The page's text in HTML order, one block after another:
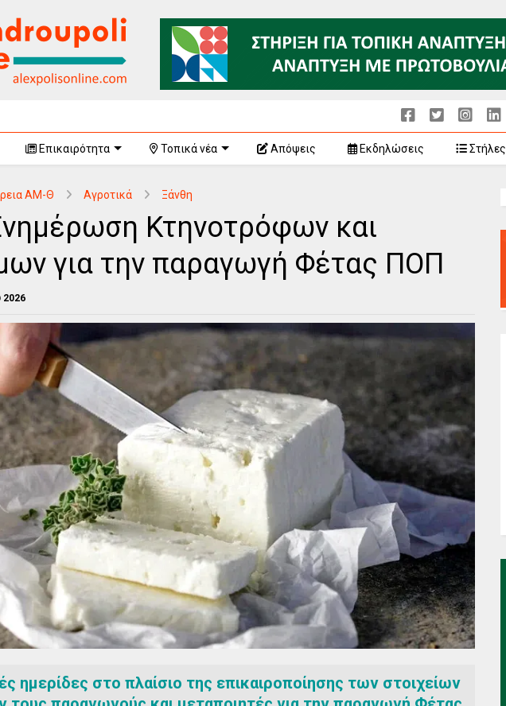
Επικαιρότητα Τοπικά νέα Απόψεις Εκδηλώσεις Στήλες
ΑΜ-Θ Αγροτικά Ξάνθη
Κτηνοτρόφων και
για την παραγωγή Φέτας ΠΟΠ
2026
ημερίδες στο πλαίσιο της επικαιροποίησης των στοιχείων